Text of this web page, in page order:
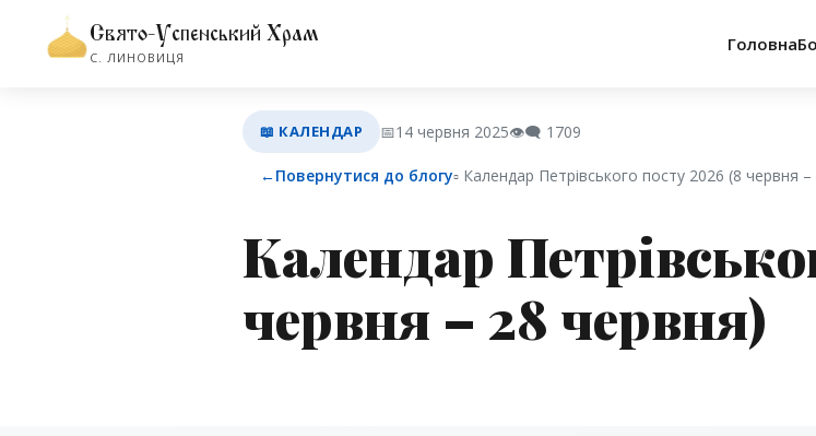
Свято-Успенський Храм
С. ЛИНОВИЦЯ
Головна
📖 КАЛЕНДАР 📅14 червня 2025👁️‍🗨️ 1709
←Повернутися до блогу▫︎ Календар Петрівського посту 2026 (8 червня
Календар
червня – 28 червня)